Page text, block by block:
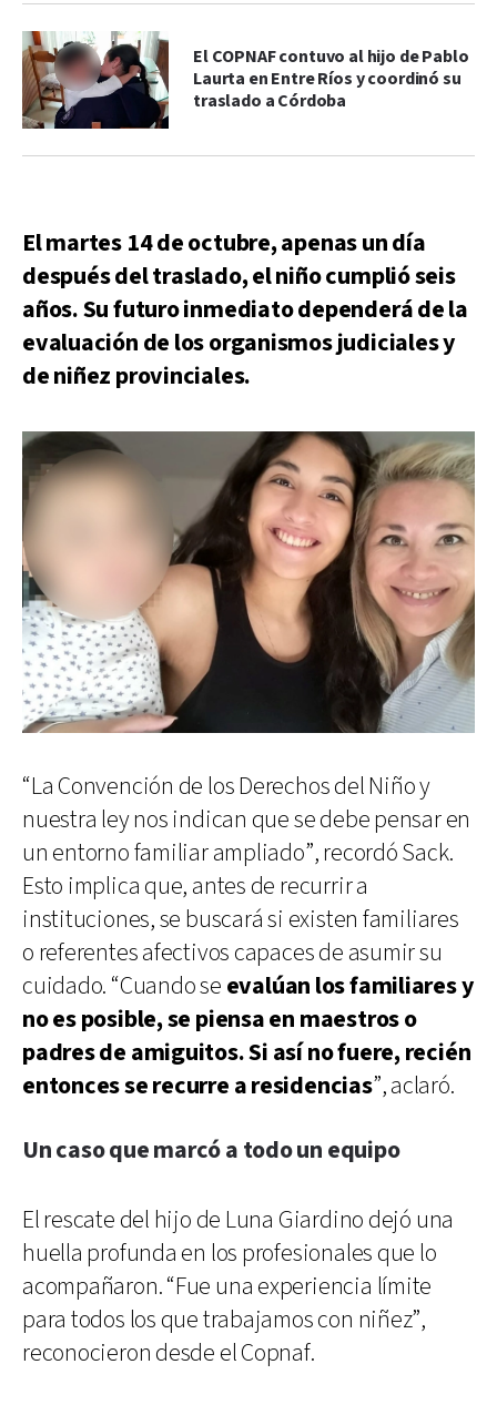
El COPNAF contuvo al hijo de Pablo
Laurta en Entre Ríos y coordinó su
traslado a Córdoba
El martes 14 de octubre, apenas un día
después del traslado, el niño cumplió seis
años. Su futuro inmediato dependerá de la
evaluación de los organismos judiciales y
de niñez provinciales.
“La Convención de los Derechos del Niño y
nuestra ley nos indican que se debe pensar en
un entorno familiar ampliado”, recordó Sack.
Esto implica que, antes de recurrir a
instituciones, se buscará si existen familiares
o referentes afectivos capaces de asumir su
cuidado. “Cuando se evalúan los familiares y
no es posible, se piensa en maestros o
padres de amiguitos. Si así no fuere, recién
entonces se recurre a residencias”, aclaró.
Un caso que marcó a todo un equipo
El rescate del hijo de Luna Giardino dejó una
huella profunda en los profesionales que lo
acompañaron. “Fue una experiencia límite
para todos los que trabajamos con niñez”,
reconocieron desde el Copnaf.